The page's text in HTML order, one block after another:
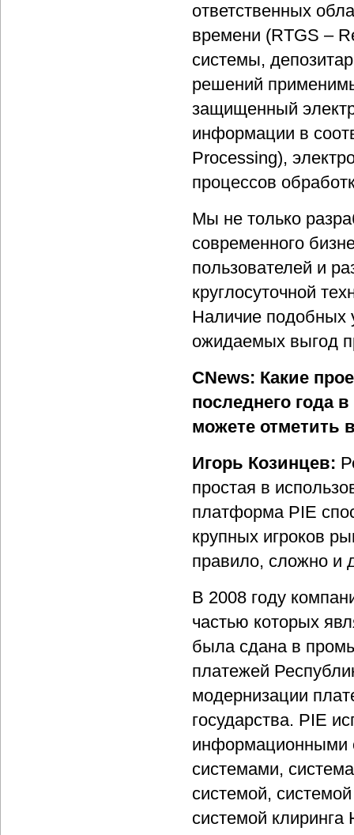
ответственных
времени (RTGS –
системы,
решений
защищенный
информации в
Processing),
процессов
Мы не только
современного
пользователей и
круглосуточной
Наличие подобных
ожидаемых выгод
CNews: Какие
последнего года
можете отметить
Игорь Козинцев:
простая в
платформа PIE
крупных игроков
правило, сложно и
В 2008 году
частью которых
была сдана в
платежей
модернизации
государства. PIE
информационными
системами,
системой,
системой